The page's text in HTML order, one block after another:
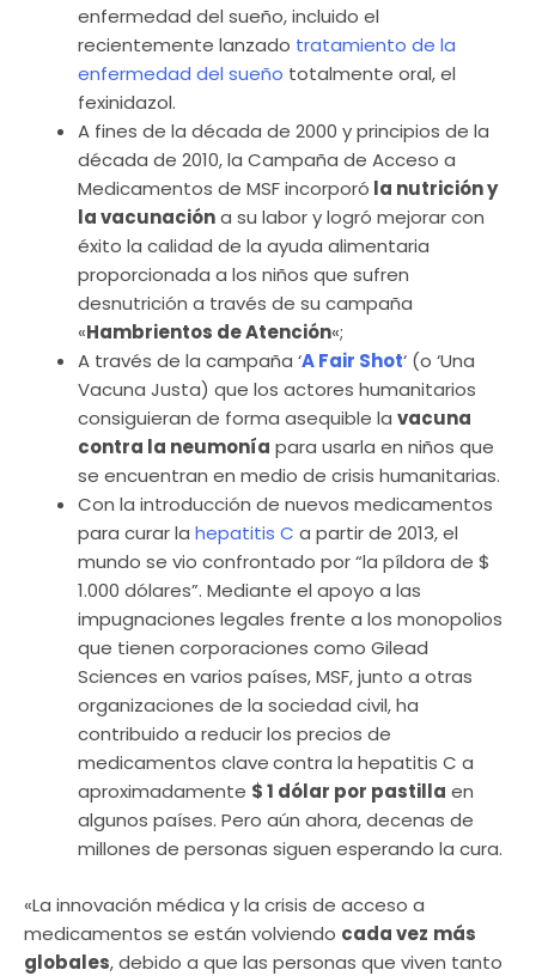
enfermedad del sueño, incluido el
recientemente lanzado tratamiento de la
enfermedad del sueño totalmente oral, el
fexinidazol.
A fines de la década de 2000 y principios de la
década de 2010, la Campaña de Acceso a
Medicamentos de MSF incorporó la nutrición y
la vacunacióna su labor y logró mejorar con
éxito la calidad de la ayuda alimentaria
proporcionada a los niños que sufren
desnutrición a través de su campaña
«Hambrientos de Atención«;
A través de la campaña ‘A Fair Shot‘ (o ‘Una
Vacuna Justa) que los actores humanitarios
consiguieran de forma asequible la vacuna
contra la neumonía para usarla en niños que
se encuentran en medio de crisis humanitarias.
Con la introducción de nuevos medicamentos
para curar la hepatitis C a partir de 2013, el
mundo se vio confrontado por “la píldora de $
1.000 dólares”. Mediante el apoyo a las
impugnaciones legales frente a los monopolios
que tienen corporaciones como Gilead
Sciences en varios países, MSF, junto a otras
organizaciones de la sociedad civil, ha
contribuido a reducir los precios de
medicamentos clavecontra la hepatitis C a
aproximadamente $ 1 dólar por pastilla en
algunos países. Pero aún ahora, decenas de
millones de personas siguen esperando la cura.
«La innovación médica y la crisis de acceso a
medicamentos se están volviendo cada vez más
globales, debido a que las personas que viven tanto